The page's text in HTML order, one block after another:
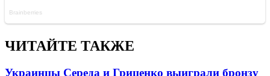
ЧИТАЙТЕ ТАКЖЕ
Украинцы Середа и Гриценко выиграли бронзу